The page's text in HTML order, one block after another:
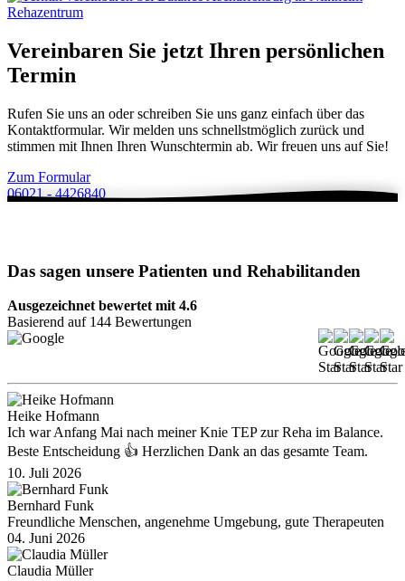
Vereinbaren Sie jetzt Ihren persönlichen
Termin
Rufen Sie uns an oder schreiben Sie uns ganz einfach über das
Kontaktformular. Wir melden uns schnellstmöglich zurück und
stimmen mit Ihnen Ihren Wunschtermin ab. Wir freuen uns auf Sie!
Zum Formular
06021 - 4426840
Das sagen unsere Patienten und Rehabilitanden
Ausgezeichnet bewertet mit 4.6
Basierend auf 144 Bewertungen
Heike Hofmann
Ich war Anfang Mai nach meiner Knie TEP zur Reha im Balance.
Beste Entscheidung 👍 Herzlichen Dank an das gesamte Team.
10. Juli 2026
Bernhard Funk
Freundliche Menschen, angenehme Umgebung, gute Therapeuten
04. Juni 2026
Claudia Müller